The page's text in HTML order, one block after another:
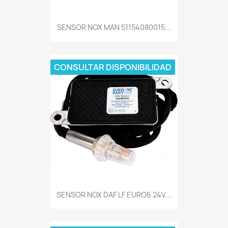
SENSOR NOX MAN 51154080015...
SENSOR NOX DAF LF EURO6 24V...
CONSULTAR DISPONIBILIDAD